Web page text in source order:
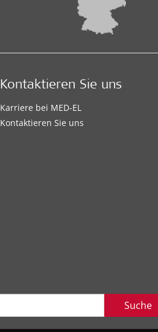
Kontaktieren Sie uns
Karriere bei MED-EL
Kontaktieren Sie uns
Suche